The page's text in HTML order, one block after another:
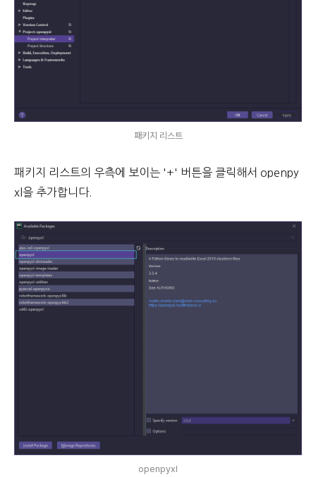
패키지 리스트
패키지 리스트의 우측에 보이는 '+' 버튼을 클릭해서 openpy
xl을 추가합니다.
openpyxl